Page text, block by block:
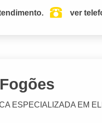
ver
ESPECIALIZADA EM